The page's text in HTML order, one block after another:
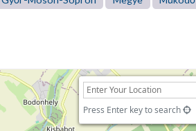
Press Enter key to search